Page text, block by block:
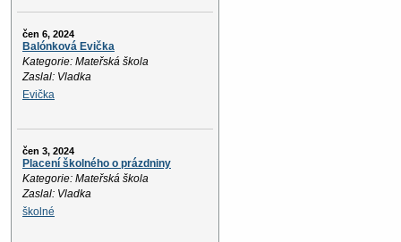
čen 6, 2024
Balónková Evička
Kategorie: Mateřská škola
Zaslal: Vladka
Evička
čen 3, 2024
Placení školného o prázdniny
Kategorie: Mateřská škola
Zaslal: Vladka
školné